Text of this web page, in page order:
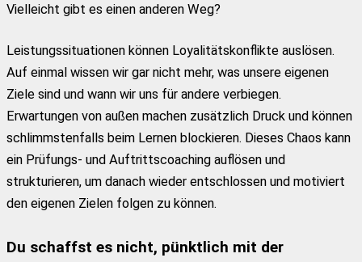
Vielleicht gibt es einen anderen Weg?
Leistungssituationen können Loyalitätskonflikte auslösen.
Auf einmal wissen wir gar nicht mehr, was unsere eigenen
Ziele sind und wann wir uns für andere verbiegen.
Erwartungen von außen machen zusätzlich Druck und können
schlimmstenfalls beim Lernen blockieren. Dieses Chaos kann
ein Prüfungs- und Auftrittscoaching auflösen und
strukturieren, um danach wieder entschlossen und motiviert
den eigenen Zielen folgen zu können.
Du schaffst es nicht, pünktlich mit der